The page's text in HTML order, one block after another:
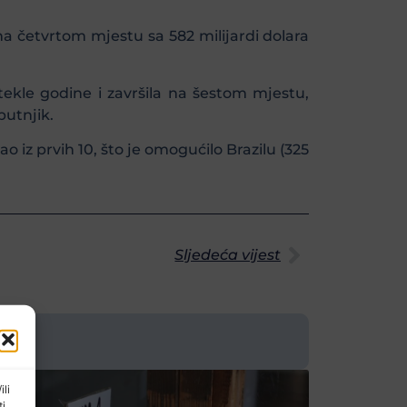
četvrtom mjestu sa 582 milijardi dolara
godine i završila na šestom mjestu,
iz prvih 10, što je omogućilo Brazilu (325
Sljedeća vijest